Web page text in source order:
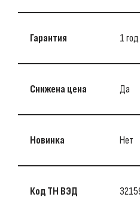
Гарантия 1 год
Снижена цена Да
Новинка Нет
Код ТН ВЭД